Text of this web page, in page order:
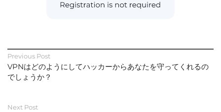
Previous Post
VPNはどのようにしてハッカーからあなたを守ってくれるの
でしょうか？
Next Post